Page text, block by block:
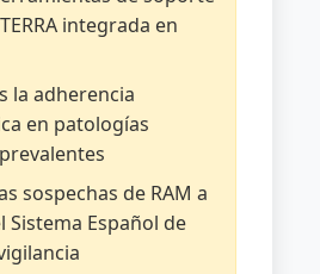
integrada en
la adherencia
en patologías
sospechas de RAM a
Sistema Español de